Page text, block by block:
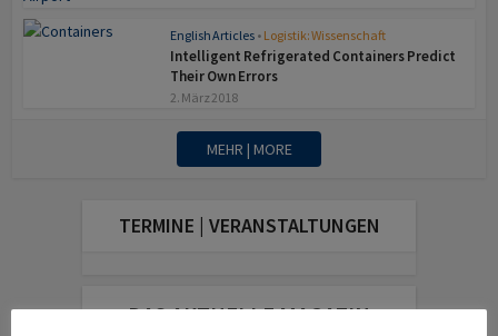
English Articles • Logistik: Wissenschaft
Intelligent Refrigerated Containers Predict
Their Own Errors
2. März 2018
MEHR | MORE
TERMINE | VERANSTALTUNGEN
DAS AKTUELLE MAGAZIN